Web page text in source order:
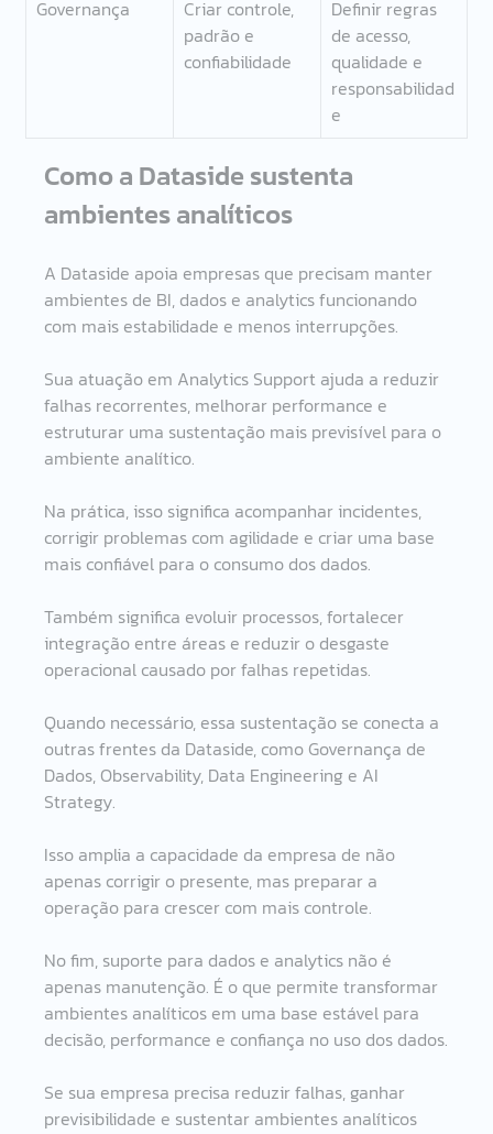
Governança
Criar controle,
padrão e
confiabilidade
Definir regras
de acesso,
qualidade e
responsabilidad
e
Como a Dataside sustenta
ambientes analíticos
A Dataside apoia empresas que precisam manter
ambientes de BI, dados e analytics funcionando
com mais estabilidade e menos interrupções.
Sua atuação em Analytics Support ajuda a reduzir
falhas recorrentes, melhorar performance e
estruturar uma sustentação mais previsível para o
ambiente analítico.
Na prática, isso significa acompanhar incidentes,
corrigir problemas com agilidade e criar uma base
mais confiável para o consumo dos dados.
Também significa evoluir processos, fortalecer
integração entre áreas e reduzir o desgaste
operacional causado por falhas repetidas.
Quando necessário, essa sustentação se conecta a
outras frentes da Dataside, como Governança de
Dados, Observability, Data Engineering e AI
Strategy.
Isso amplia a capacidade da empresa de não
apenas corrigir o presente, mas preparar a
operação para crescer com mais controle.
No fim, suporte para dados e analytics não é
apenas manutenção. É o que permite transformar
ambientes analíticos em uma base estável para
decisão, performance e confiança no uso dos dados.
Se sua empresa precisa reduzir falhas, ganhar
previsibilidade e sustentar ambientes analíticos